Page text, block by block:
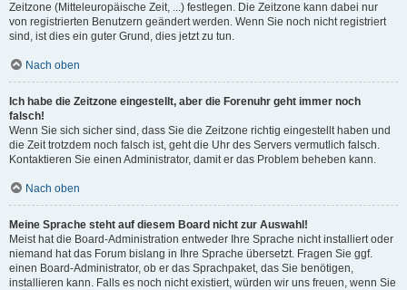
Zeitzone (Mitteleuropäische Zeit, ...) festlegen. Die Zeitzone kann dabei nur
von registrierten Benutzern geändert werden. Wenn Sie noch nicht registriert
sind, ist dies ein guter Grund, dies jetzt zu tun.
Nach oben
Ich habe die Zeitzone eingestellt, aber die Forenuhr geht immer noch
falsch!
Wenn Sie sich sicher sind, dass Sie die Zeitzone richtig eingestellt haben und
die Zeit trotzdem noch falsch ist, geht die Uhr des Servers vermutlich falsch.
Kontaktieren Sie einen Administrator, damit er das Problem beheben kann.
Nach oben
Meine Sprache steht auf diesem Board nicht zur Auswahl!
Meist hat die Board-Administration entweder Ihre Sprache nicht installiert oder
niemand hat das Forum bislang in Ihre Sprache übersetzt. Fragen Sie ggf.
einen Board-Administrator, ob er das Sprachpaket, das Sie benötigen,
installieren kann. Falls es noch nicht existiert, würden wir uns freuen, wenn Sie